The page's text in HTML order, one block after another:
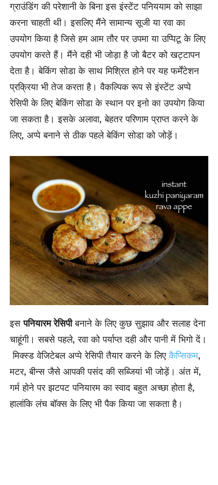
ग्राउंडिंग की परेशानी के बिना इस इंस्टेंट पनिययाम को साझा
करना चाहती थी। इसलिए मैंने सामान्य सूजी या रवा का
उपयोग किया है जिसे हम आम तौर पर उपमा या उप्पिटू के लिए
उपयोग करते हैं। मैंने दही भी जोड़ा है जो बैटर को खट्टापन
देता है। बेकिंग सोडा के साथ मिश्रित होने पर यह फर्मेंटेशन
प्रक्रिया भी तेज करता है। वैकल्पिक रूप से इंस्टेंट अप्पे
रेसिपी के लिए बेकिंग सोडा के स्थान पर इनो का उपयोग किया
जा सकता है। इसके अलावा, बेहतर परिणाम प्राप्त करने के
लिए, अप्पे बनाने से ठीक पहले बेकिंग सोडा को जोड़ें।
इसपनियारम रेसिपीबनाने के लिए कुछ सुझाव और सलाह देना
चाहूंगी। सबसे पहले, रवा को पर्याप्त दही और पानी में भिगो दें।
मिक्स्ड वेजिटेबल अप्पे रेसिपी तैयार करने के लिएकैप्सिकम,
मटर, बीन्स जैसे आपकी पसंद की सब्जियां भी जोड़ें। अंत में,
गर्म होने पर झटपट पनियारम का स्वाद बहुत अच्छा होता है,
हालांकि लंच बॉक्स के लिए भी पैक किया जा सकता है।